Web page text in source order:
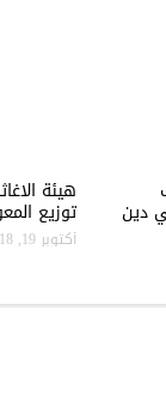
دين
هيئة
توزيع
أكتوبر 19, 2018